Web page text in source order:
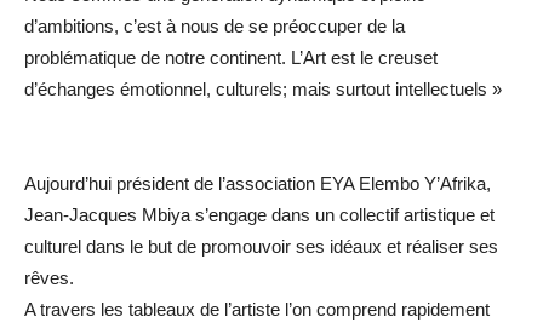
d’ambitions, c’est à nous de se préoccuper de la
problématique de notre continent. L’Art est le creuset
d’échanges émotionnel, culturels; mais surtout intellectuels »
Aujourd’hui président de l’association EYA Elembo Y’Afrika,
Jean-Jacques Mbiya s’engage dans un collectif artistique et
culturel dans le but de promouvoir ses idéaux et réaliser ses
rêves.
A travers les tableaux de l’artiste l’on comprend rapidement